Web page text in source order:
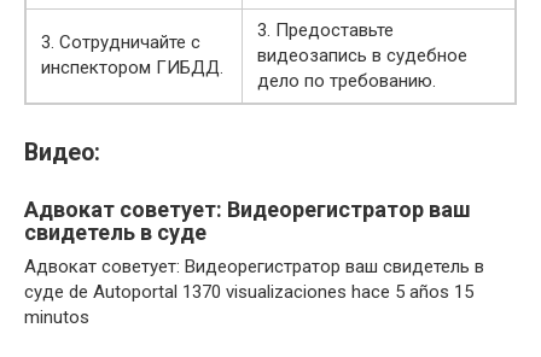
3. Сотрудничайте с
инспектором ГИБДД.
3. Предоставьте
видеозапись в судебное
дело по требованию.
Видео:
Адвокат советует: Видеорегистратор ваш
свидетель в суде
Адвокат советует: Видеорегистратор ваш свидетель в
суде de Autoportal 1370 visualizaciones hace 5 años 15
minutos